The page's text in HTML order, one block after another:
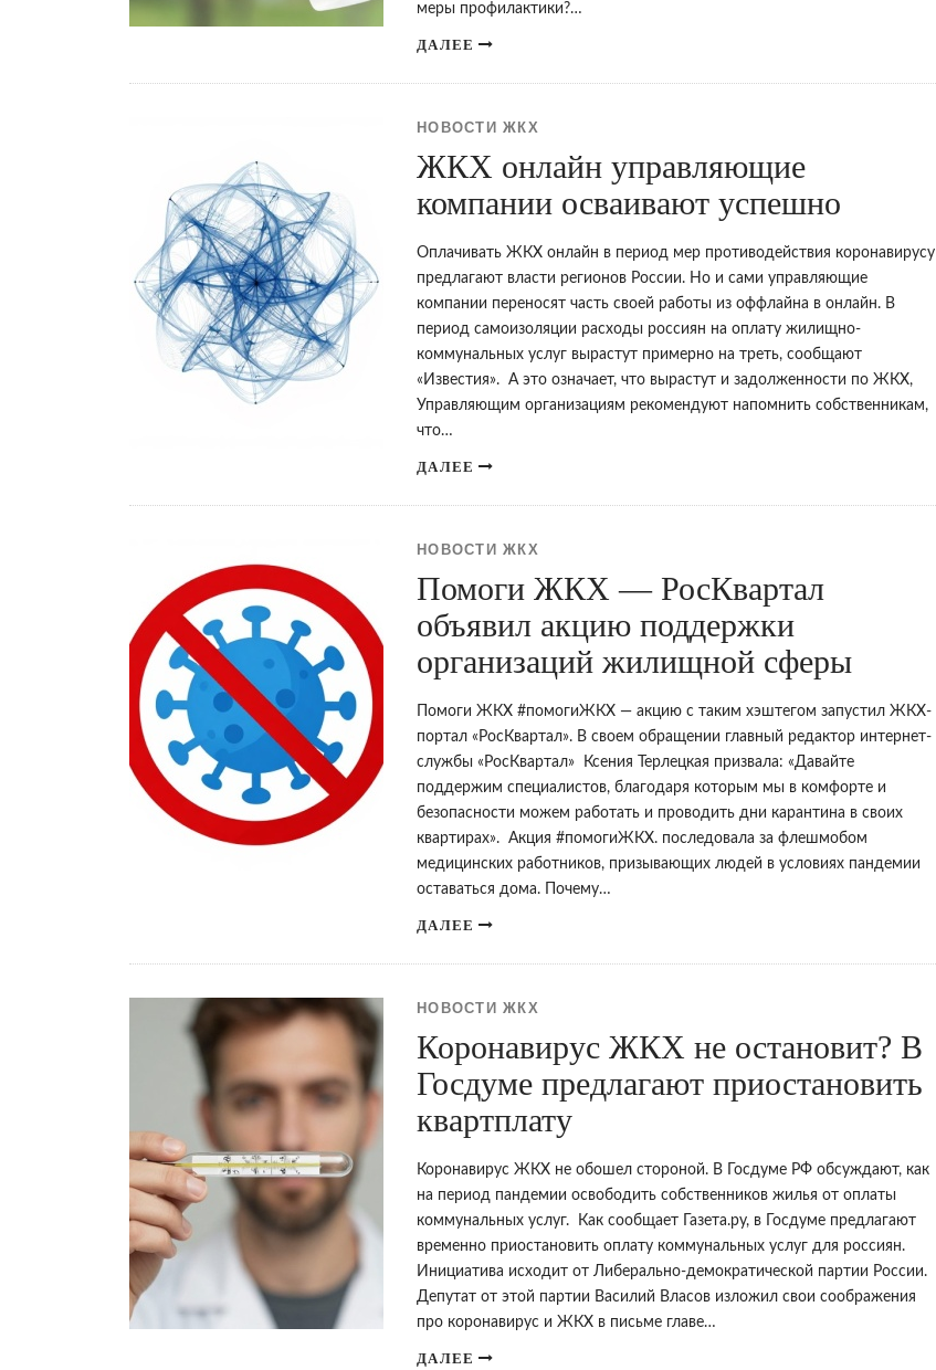
меры профилактики?…
ДАЛЕЕ
НОВОСТИ ЖКХ
ЖКХ онлайн управляющие
компании осваивают успешно
Оплачивать ЖКХ онлайн в период мер противодействия коронавирусу
предлагают власти регионов России. Но и сами управляющие
компании переносят часть своей работы из оффлайна в онлайн. В
период самоизоляции расходы россиян на оплату жилищно-
коммунальных услуг вырастут примерно на треть, сообщают
«Известия». А это означает, что вырастут и задолженности по ЖКХ,
Управляющим организациям рекомендуют напомнить собственникам,
что…
ДАЛЕЕ
НОВОСТИ ЖКХ
Помоги ЖКХ — РосКвартал
объявил акцию поддержки
организаций жилищной сферы
Помоги ЖКХ #помогиЖКХ — акцию с таким хэштегом запустил ЖКХ-
портал «РосКвартал». В своем обращении главный редактор интернет-
службы «РосКвартал» Ксения Терлецкая призвала: «Давайте
поддержим специалистов, благодаря которым мы в комфорте и
безопасности можем работать и проводить дни карантина в своих
квартирах». Акция #помогиЖКХ. последовала за флешмобом
медицинских работников, призывающих людей в условиях пандемии
оставаться дома. Почему…
ДАЛЕЕ
НОВОСТИ ЖКХ
Коронавирус ЖКХ не остановит? В
Госдуме предлагают приостановить
квартплату
Коронавирус ЖКХ не обошел стороной. В Госдуме РФ обсуждают, как
на период пандемии освободить собственников жилья от оплаты
коммунальных услуг. Как сообщает Газета.ру, в Госдуме предлагают
временно приостановить оплату коммунальных услуг для россиян.
Инициатива исходит от Либерально-демократической партии России.
Депутат от этой партии Василий Власов изложил свои соображения
про коронавирус и ЖКХ в письме главе…
ДАЛЕЕ